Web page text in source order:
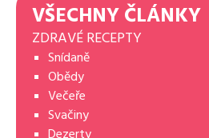
VŠECHNY ČLÁNKY
ZDRAVÉ RECEPTY
Snídaně
Obědy
Večeře
Svačiny
Dezerty